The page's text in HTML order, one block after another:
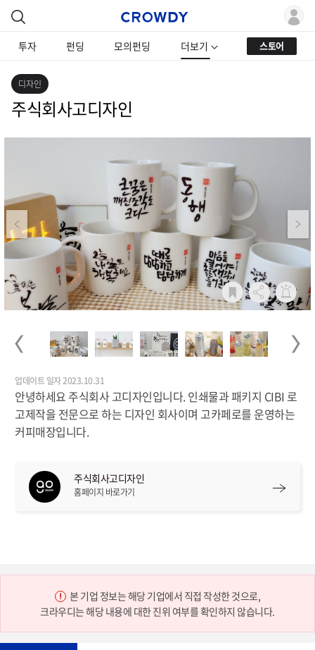
투자 펀딩 모의펀딩 더보기 스토어
디자인
주식회사고디자인
Previous Next
Previous Next
업데이트 일자 2023.10.31
안녕하세요 주식회사 고디자인입니다. 인쇄물과 패키지 CIBI 로
고제작을 전문으로 하는 디자인 회사이며 고카페로를 운영하는
커피매장입니다.
주식회사고디자인
홈페이지 바로가기
본 기업 정보는 해당 기업에서 직접 작성한 것으로,
크라우디는 해당 내용에 대한 진위 여부를 확인하지 않습니다.